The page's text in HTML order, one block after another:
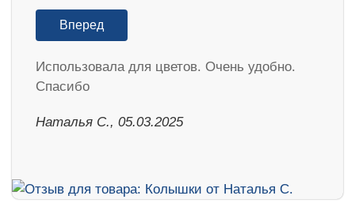
Вперед
Использовала для цветов. Очень удобно.
Спасибо
Наталья С., 05.03.2025